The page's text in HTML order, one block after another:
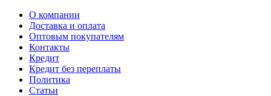
О компании
Доставка и оплата
Оптовым покупателям
Контакты
Кредит
Кредит без переплаты
Политика
Статьи